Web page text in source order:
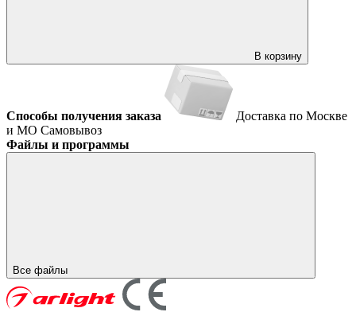
В корзину
Способы получения заказа
Доставка по Москве
и МО Самовывоз
Файлы и программы
Все файлы